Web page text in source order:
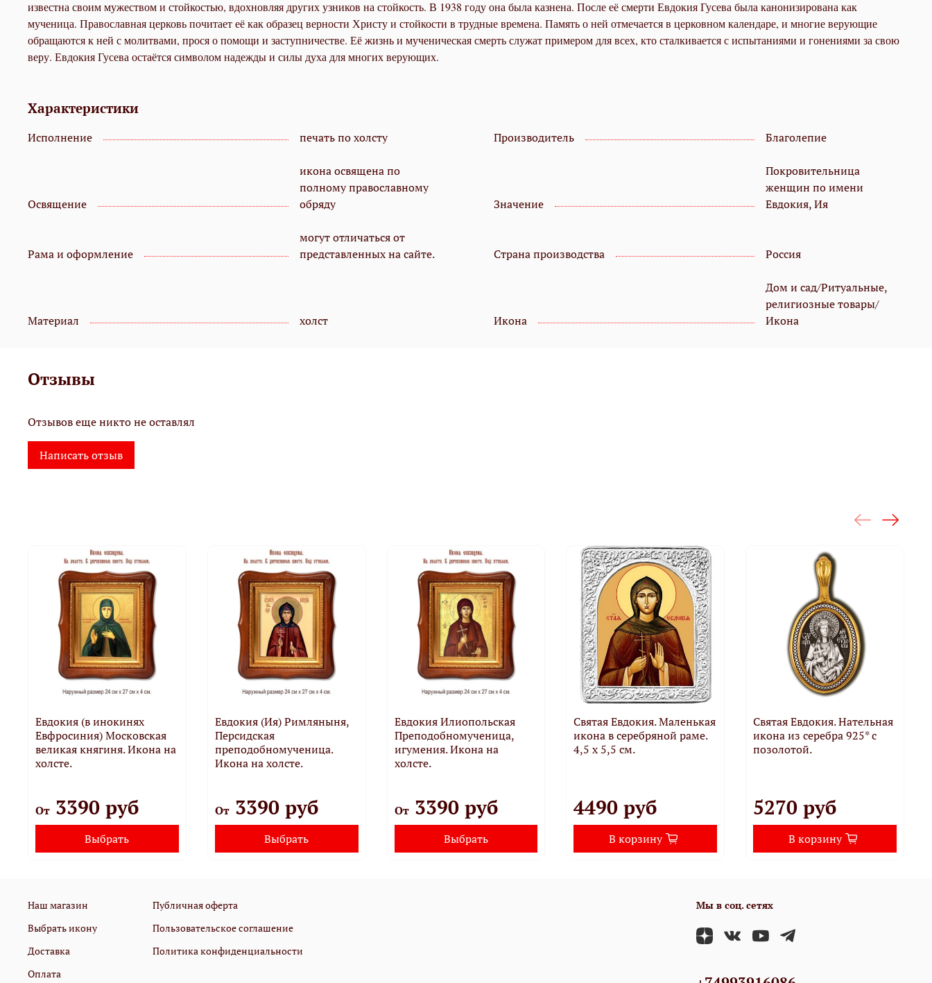
известна своим мужеством и стойкостью, вдохновляя других узников на стойкость. В 1938 году она была казнена. После её смерти Евдокия Гусева была канонизирована как
мученица. Православная церковь почитает её как образец верности Христу и стойкости в трудные времена. Память о ней отмечается в церковном календаре, и многие верующие
обращаются к ней с молитвами, прося о помощи и заступничестве. Её жизнь и мученическая смерть служат примером для всех, кто сталкивается с испытаниями и гонениями за свою
веру. Евдокия Гусева остаётся символом надежды и силы духа для многих верующих.
Характеристики
Исполнение печать по холсту Производитель Благолепие
Освящение
икона освящена по
полному православному
обряду
Значение
Покровительница
женщин по имени
Евдокия, Ия
Рама и оформление
могут отличаться от
представленных на сайте.
Страна производства Россия
Материал холст Икона
Дом и сад/Ритуальные,
религиозные товары/
Икона
Отзывы
Отзывов еще никто не оставлял
Написать отзыв
Евдокия (в инокинях
Евфросиния) Московская
великая княгиня. Икона на
холсте.
От 3390 руб
Выбрать
Евдокия (Ия) Римляныня,
Персидская
преподобномученица.
Икона на холсте.
От3390 руб
Выбрать
Евдокия Илиопольская
Преподобномученица,
игумения. Икона на
холсте.
От3390 руб
Выбрать
Святая Евдокия. Маленькая
икона в серебряной раме.
4,5 х 5,5 см.
4490 руб
В корзину
Святая Евдокия. Нательная
икона из серебра 925* с
позолотой.
5270 руб
В корзину
Наш магазин
Выбрать икону
Доставка
Оплата
Публичная оферта
Пользовательское соглашение
Политика конфиденциальности
Мы в соц. сетях